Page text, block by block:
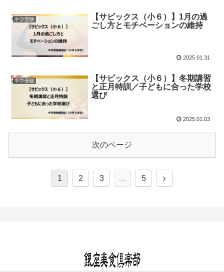
中学受験
【サピックス（小６）】1月の過
ごし方とモチベーションの維持
2025.01.31
中学受験
【サピックス（小６）】冬期講習
と正月特訓／子どもに合った学校
選び
2025.01.03
次のページ
1 2 3 … 5